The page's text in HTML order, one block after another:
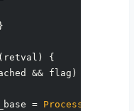
retval) {
&& flag) {
= Process